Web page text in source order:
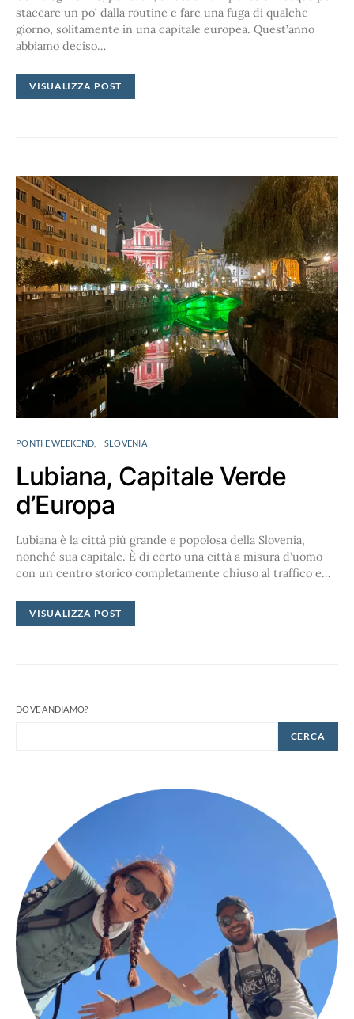
staccare un po’ dalla routine e fare una fuga di qualche
giorno, solitamente in una capitale europea. Quest’anno
abbiamo deciso…
VISUALIZZA POST
PONTI E WEEKEND SLOVENIA
Lubiana, Capitale Verde
d’Europa
Lubiana è la città più grande e popolosa della Slovenia,
nonché sua capitale. È di certo una città a misura d’uomo
con un centro storico completamente chiuso al traffico e…
VISUALIZZA POST
DOVE ANDIAMO?
CERCA